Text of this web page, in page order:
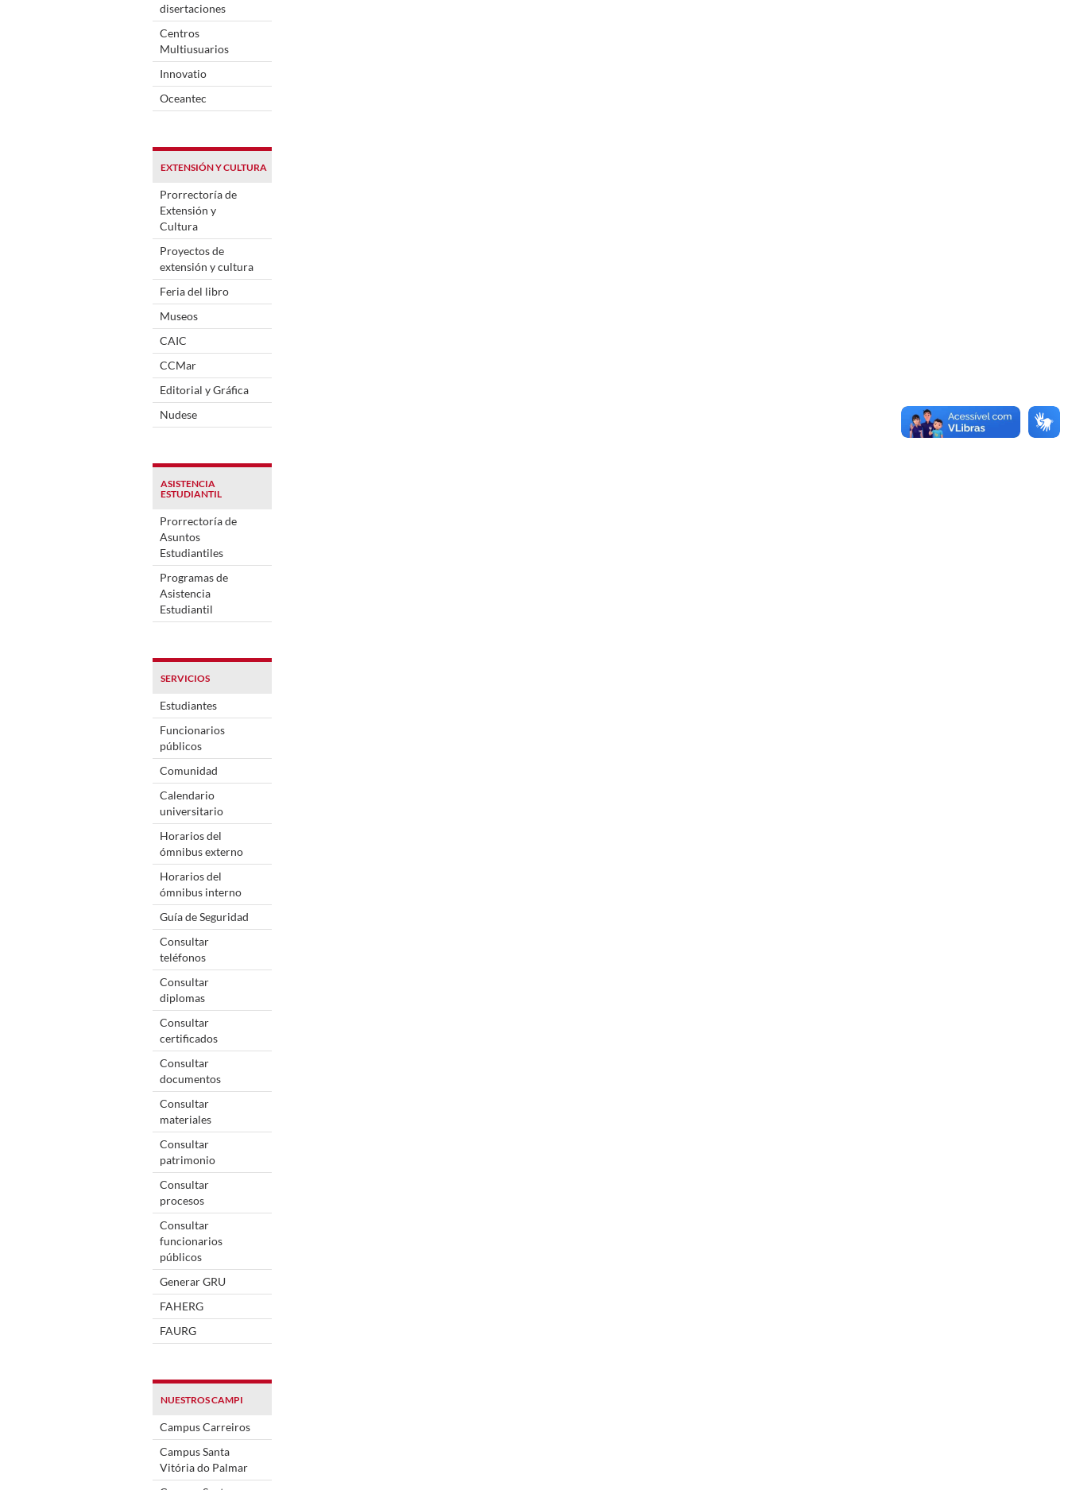
disertaciones
Centros
Multiusuarios
Innovatio
Oceantec
EXTENSIÓN Y CULTURA
Prorrectoría de
Extensión y
Cultura
Proyectos de
extensión y cultura
Feria del libro
Museos
CAIC
CCMar
Editorial y Gráfica
Nudese
ASISTENCIA
ESTUDIANTIL
Prorrectoría de
Asuntos
Estudiantiles
Programas de
Asistencia
Estudiantil
SERVICIOS
Estudiantes
Funcionarios
públicos
Comunidad
Calendario
universitario
Horarios del
ómnibus externo
Horarios del
ómnibus interno
Guía de Seguridad
Consultar
teléfonos
Consultar
diplomas
Consultar
certificados
Consultar
documentos
Consultar
materiales
Consultar
patrimonio
Consultar
procesos
Consultar
funcionarios
públicos
Generar GRU
FAHERG
FAURG
NUESTROS CAMPI
Campus Carreiros
Campus Santa
Vitória do Palmar